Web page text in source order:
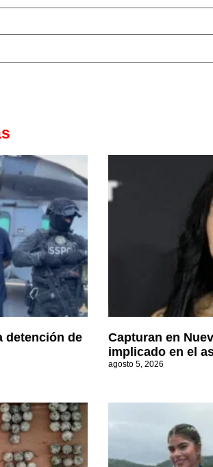
detención de
Capturan en
implicado en el
agosto 5, 2026